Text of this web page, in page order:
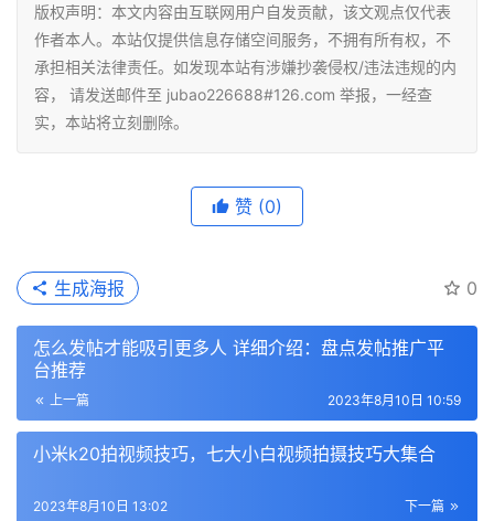
版权声明：本文内容由互联网用户自发贡献，该文观点仅代表
作者本人。本站仅提供信息存储空间服务，不拥有所有权，不
承担相关法律责任。如发现本站有涉嫌抄袭侵权/违法违规的内
容， 请发送邮件至 jubao226688#126.com 举报，一经查
实，本站将立刻删除。
赞 (0)
0
生成海报
怎么发帖才能吸引更多人 详细介绍：盘点发帖推广平
台推荐
上一篇 2023年8月10日 10:59
小米k20拍视频技巧，七大小白视频拍摄技巧大集合
下一篇
2023年8月10日 13:02